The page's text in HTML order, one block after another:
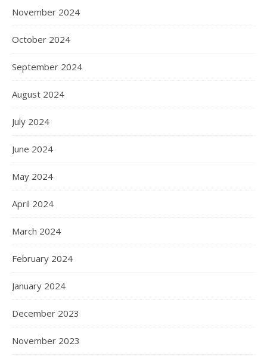
November 2024
October 2024
September 2024
August 2024
July 2024
June 2024
May 2024
April 2024
March 2024
February 2024
January 2024
December 2023
November 2023